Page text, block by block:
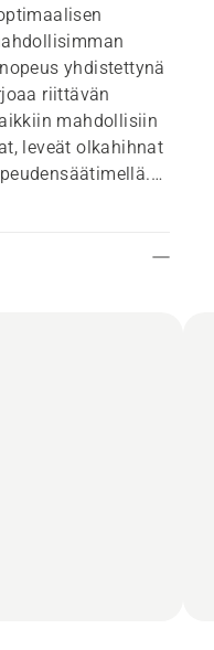
yhdistettynä
riittävän
mahdollisiin
leveät olkahihnat